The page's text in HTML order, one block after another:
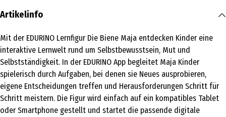
Artikelinfo
Mit der EDURINO Lernfigur Die Biene Maja entdecken Kinder eine
interaktive Lernwelt rund um Selbstbewusstsein, Mut und
Selbstständigkeit. In der EDURINO App begleitet Maja Kinder
spielerisch durch Aufgaben, bei denen sie Neues ausprobieren,
eigene Entscheidungen treffen und Herausforderungen Schritt für
Schritt meistern. Die Figur wird einfach auf ein kompatibles Tablet
oder Smartphone gestellt und startet die passende digitale